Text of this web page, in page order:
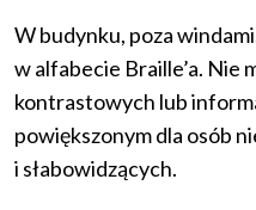
W budynku, poza
w alfabecie Braille’a. Nie
kontrastowych lub
powiększonym dla osób
i słabowidzących.